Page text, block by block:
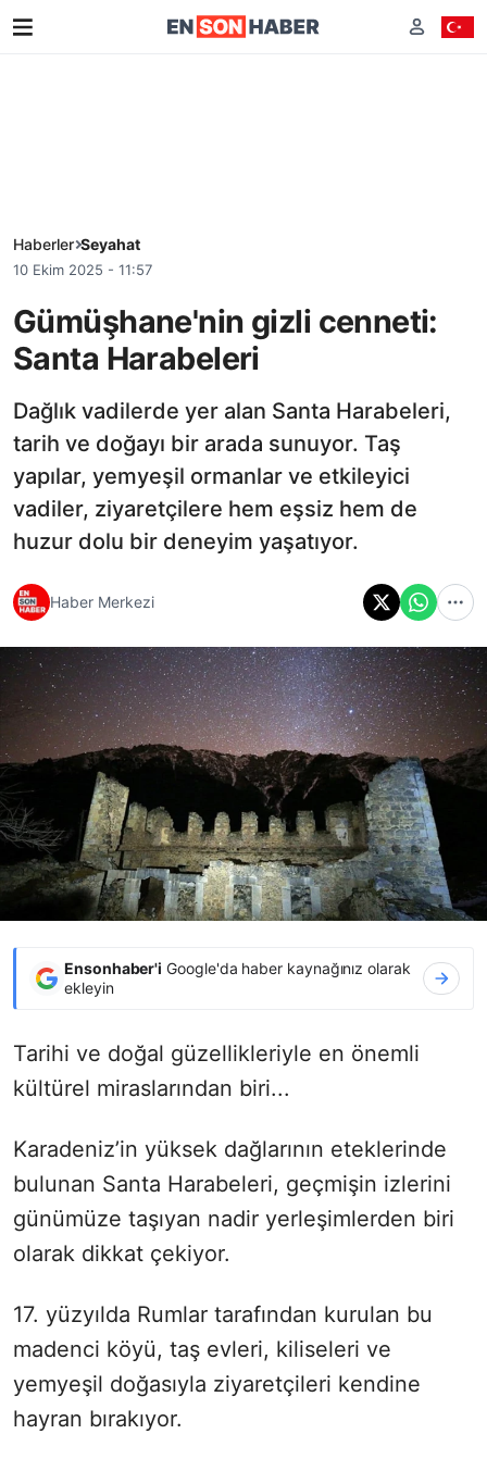
Haberler Seyahat
10 Ekim 2025 - 11:57
Gümüşhane'nin gizli cenneti:
Santa Harabeleri
Dağlık vadilerde yer alan Santa Harabeleri,
tarih ve doğayı bir arada sunuyor. Taş
yapılar, yemyeşil ormanlar ve etkileyici
vadiler, ziyaretçilere hem eşsiz hem de
huzur dolu bir deneyim yaşatıyor.
Haber Merkezi
Ensonhaber'i Google'da haber kaynağınız olarak
ekleyin
Tarihi ve doğal güzellikleriyle en önemli
kültürel miraslarından biri...
Karadeniz’in yüksek dağlarının eteklerinde
bulunan Santa Harabeleri, geçmişin izlerini
günümüze taşıyan nadir yerleşimlerden biri
olarak dikkat çekiyor.
17. yüzyılda Rumlar tarafından kurulan bu
madenci köyü, taş evleri, kiliseleri ve
yemyeşil doğasıyla ziyaretçileri kendine
hayran bırakıyor.